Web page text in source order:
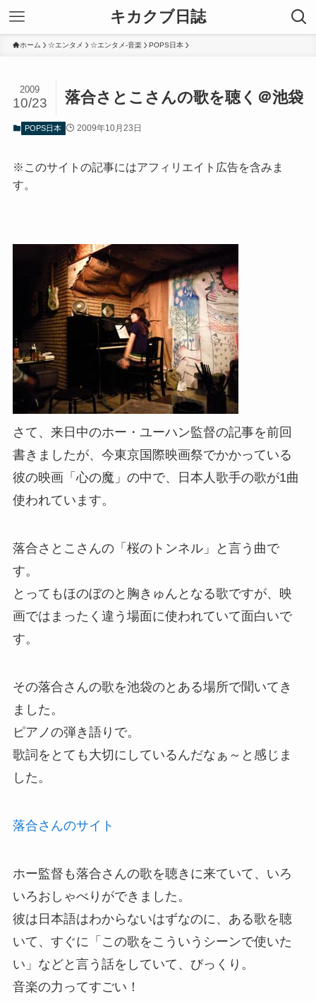
キカクブ日誌
ホーム ☆エンタメ ☆エンタメ-音楽 POPS日本
落合さとこさんの歌を聴く＠池袋
2009
10/23
POPS日本 2009年10月23日
※このサイトの記事にはアフィリエイト広告を含みま
す。
さて、来日中のホー・ユーハン監督の記事を前回
書きましたが、今東京国際映画祭でかかっている
彼の映画「心の魔」の中で、日本人歌手の歌が1曲
使われています。
落合さとこさんの「桜のトンネル」と言う曲で
す。
とってもほのぼのと胸きゅんとなる歌ですが、映
画ではまったく違う場面に使われていて面白いで
す。
その落合さんの歌を池袋のとある場所で聞いてき
ました。
ピアノの弾き語りで。
歌詞をとても大切にしているんだなぁ～と感じま
した。
落合さんのサイト
ホー監督も落合さんの歌を聴きに来ていて、いろ
いろおしゃべりができました。
彼は日本語はわからないはずなのに、ある歌を聴
いて、すぐに「この歌をこういうシーンで使いた
い」などと言う話をしていて、びっくり。
音楽の力ってすごい！